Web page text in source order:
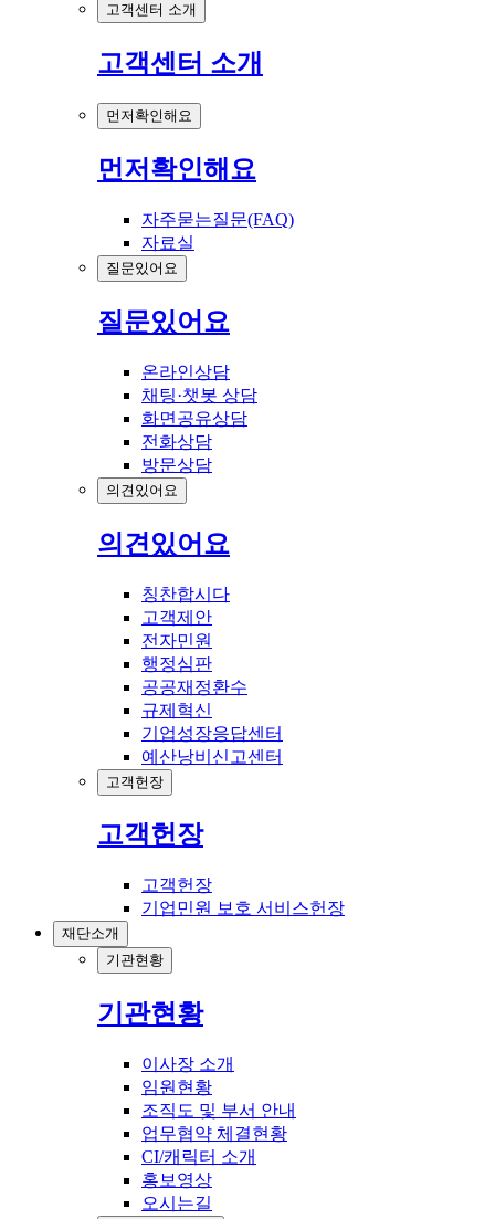
고객센터 소개
고객센터 소개
먼저확인해요
먼저확인해요
자주묻는질문(FAQ)
자료실
질문있어요
질문있어요
온라인상담
채팅·챗봇 상담
화면공유상담
전화상담
방문상담
의견있어요
의견있어요
칭찬합시다
고객제안
전자민원
행정심판
공공재정환수
규제혁신
기업성장응답센터
예산낭비신고센터
고객헌장
고객헌장
고객헌장
기업민원 보호 서비스헌장
재단소개
기관현황
기관현황
이사장 소개
임원현황
조직도 및 부서 안내
업무협약 체결현황
CI/캐릭터 소개
홍보영상
오시는길